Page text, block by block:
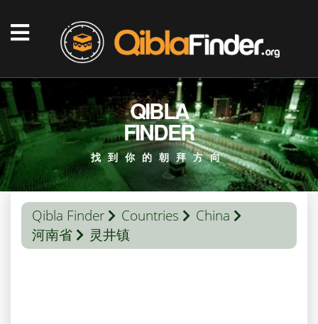
QIBLA
FINDER
找到你的朝拜方向
Qibla Finder Countries
China
河南省
灵井镇